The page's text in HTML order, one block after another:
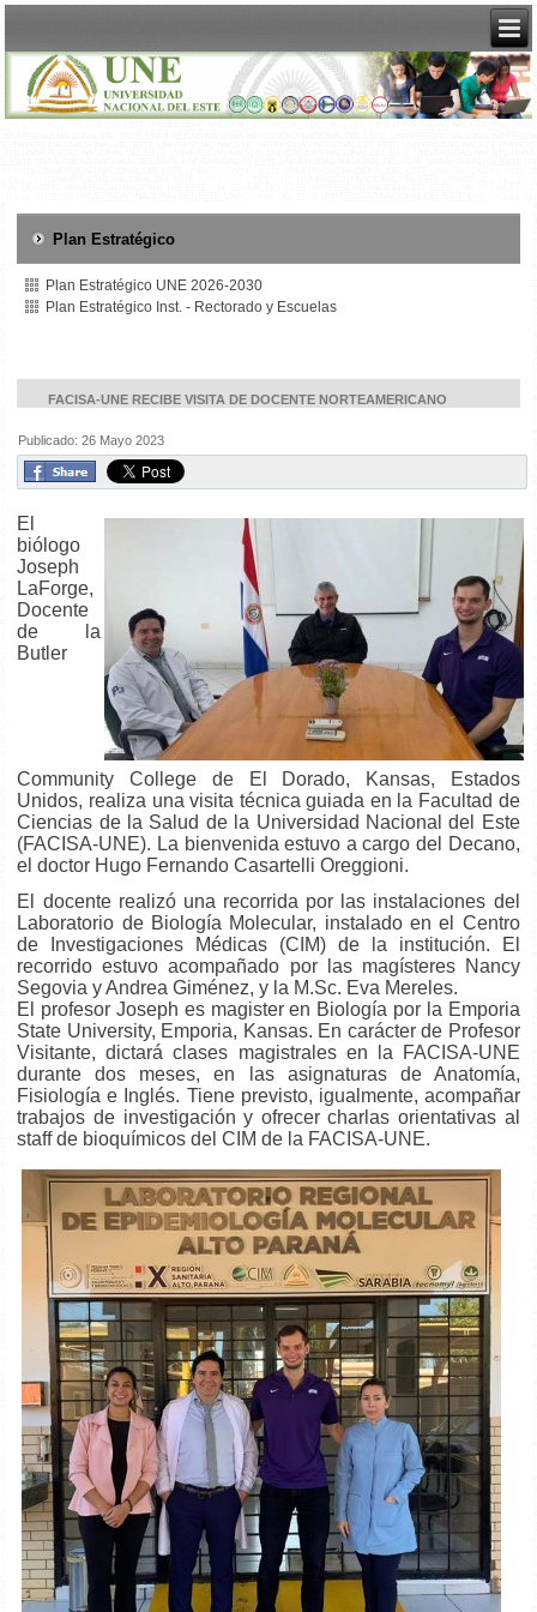
Plan Estratégico
Plan Estratégico UNE 2026-2030
Plan Estratégico Inst. - Rectorado y Escuelas
FACISA-UNE RECIBE VISITA DE DOCENTE NORTEAMERICANO
Publicado: 26 Mayo 2023
El
biólogo
Joseph
LaForge,
Docente
de la
Butler
Community College de El Dorado, Kansas, Estados
Unidos, realiza una visita técnica guiada en la Facultad de
Ciencias de la Salud de la Universidad Nacional del Este
(FACISA-UNE). La bienvenida estuvo a cargo del Decano,
el doctor Hugo Fernando Casartelli Oreggioni.
El docente realizó una recorrida por las instalaciones del
Laboratorio de Biología Molecular, instalado en el Centro
de Investigaciones Médicas (CIM) de la institución. El
recorrido estuvo acompañado por las magísteres Nancy
Segovia y Andrea Giménez, y la M.Sc. Eva Mereles.
El profesor Joseph es magister en Biología por la Emporia
State University, Emporia, Kansas. En carácter de Profesor
Visitante, dictará clases magistrales en la FACISA-UNE
durante dos meses, en las asignaturas de Anatomía,
Fisiología e Inglés. Tiene previsto, igualmente, acompañar
trabajos de investigación y ofrecer charlas orientativas al
staff de bioquímicos del CIM de la FACISA-UNE.